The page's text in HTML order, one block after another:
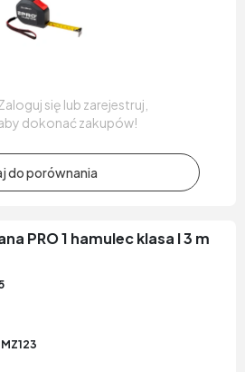
się lub zarejestruj,
dokonać zakupów!
PRO 1 hamulec klasa I 3 m